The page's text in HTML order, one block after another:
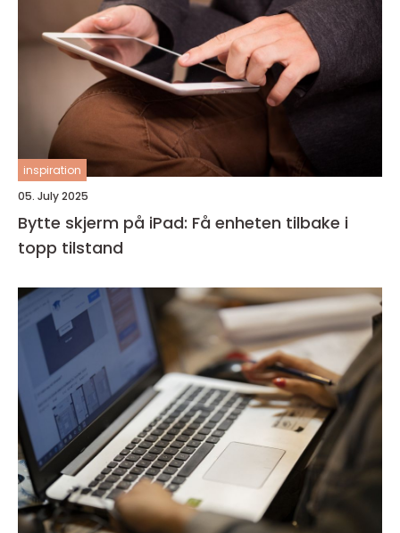
inspiration
05. July 2025
Bytte skjerm på iPad: Få enheten tilbake i
topp tilstand